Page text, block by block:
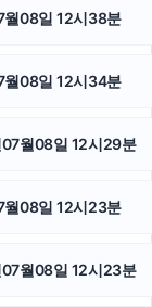
하수구막힘
운전변호사
문변호사
월08일 12시38분
월08일 12시34분
월08일 12시29분
월08일 12시23분
월08일 12시23분